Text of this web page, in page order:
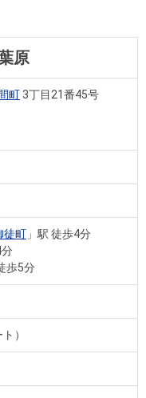
原
町 3丁目21番45号
徒町 」駅 徒歩4分
分
歩5分
）